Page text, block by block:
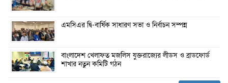
এমসিএর দ্বি-বার্ষিক সাধারণ সভা ও নির্বাচন সম্পন্ন
বাংলাদেশ খেলাফত মজলিস যুক্তরাজ্যের লীডস ও ব্রাডফোর্ড
শাখার নতুন কমিটি গঠন